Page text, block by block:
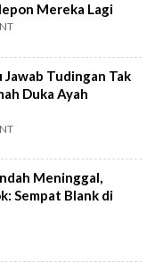
Mereka Lagi
Jawab Tudingan Tak
Duka Ayah
Meninggal,
Sempat Blank di